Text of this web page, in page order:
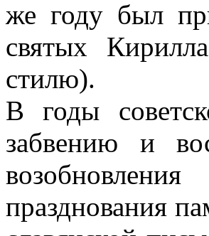
же году был
святых
стилю).
В годы
забвению и
празднования